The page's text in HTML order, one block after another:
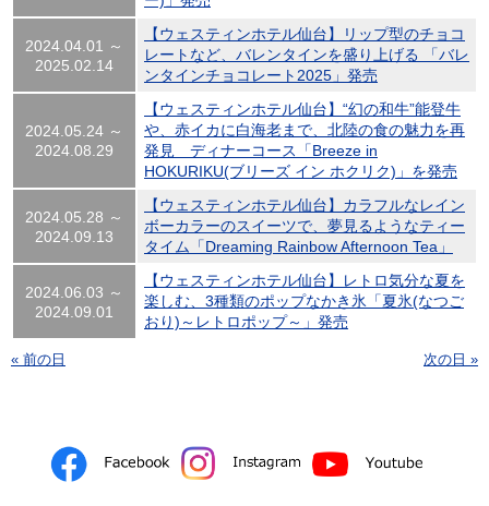
2024.04.01 ～
2025.02.14
【ウェスティンホテル仙台】リップ型のチョコ
レートなど、バレンタインを盛り上げる 「バレ
ンタインチョコレート2025」発売
2024.05.24 ～
2024.08.29
【ウェスティンホテル仙台】“幻の和牛”能登牛
や、赤イカに白海老まで、北陸の食の魅力を再
発見 ディナーコース「Breeze in
HOKURIKU(ブリーズ イン ホクリク)」を発売
2024.05.28 ～
2024.09.13
【ウェスティンホテル仙台】カラフルなレイン
ボーカラーのスイーツで、夢見るようなティー
タイム「Dreaming Rainbow Afternoon Tea」
2024.06.03 ～
2024.09.01
【ウェスティンホテル仙台】レトロ気分な夏を
楽しむ、3種類のポップなかき氷「夏氷(なつご
おり)～レトロポップ～」発売
« 前の日 次の日 »